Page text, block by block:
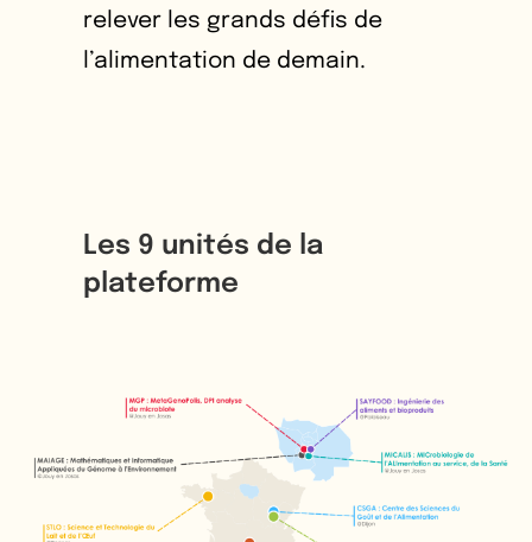
relever les grands défis de
l’alimentation de demain.
Les 9 unités de la
plateforme